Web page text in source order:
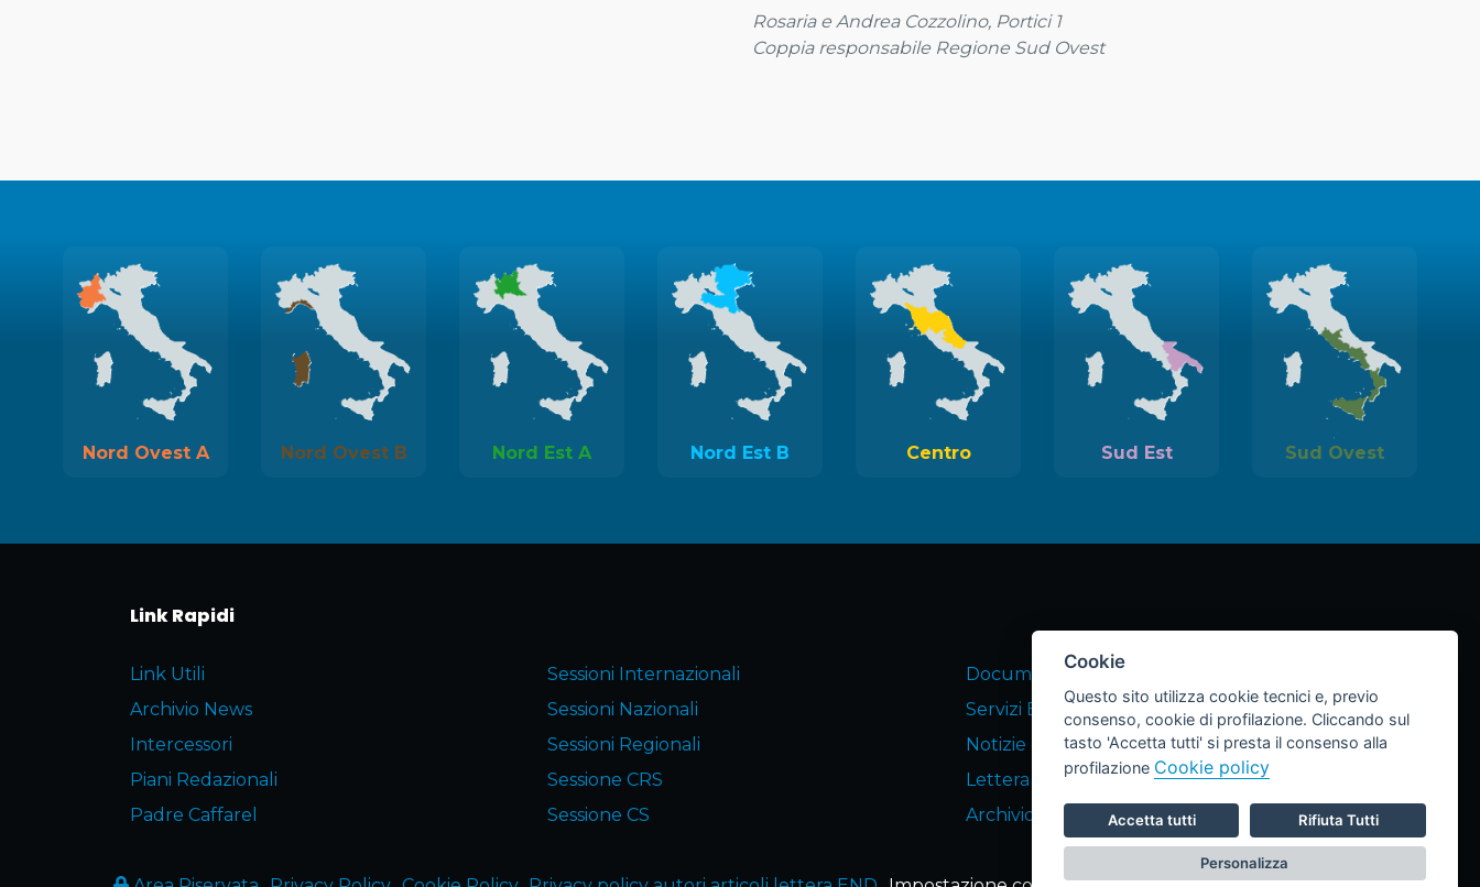
Rosaria e Andrea Cozzolino, Portici 1
Coppia responsabile Regione Sud Ovest
Nord Ovest A Nord Ovest B Nord Est A Nord Est B Centro Sud Est Sud Ovest
Link Rapidi
Link Utili
Archivio News
Intercessori
Piani Redazionali
Padre Caffarel
Sessioni Internazionali
Sessioni Nazionali
Sessioni Regionali
Sessione CRS
Sessione CS
Documenti Equipiers
Servizi END Equipiers
Notizie dagli Equipiers
Lettera END
Archivio Lettere
Cookie
Questo sito utilizza cookie tecnici e, previo
consenso, cookie di profilazione. Cliccando sul
tasto 'Accetta tutti' si presta il consenso alla
profilazione Cookie policy
Accetta tutti Rifiuta Tutti
Personalizza